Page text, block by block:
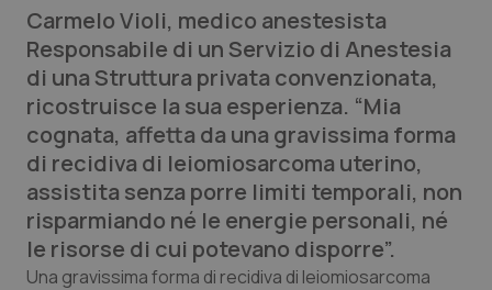
QS Pro
Professionisti Sanitari.AI
Abruzzo
Basilicata
Calabria
QS Pro Gold
Artrite & artrosi
Asma & BPCO
QS Club
Carmelo Violi, medico anestesista
Responsabile di un Servizio di Anestesia
di una Struttura privata convenzionata,
ricostruisce la sua esperienza. “Mia
cognata, affetta da una gravissima forma
di recidiva di leiomiosarcoma uterino,
assistita senza porre limiti temporali, non
risparmiando né le energie personali, né
le risorse di cui potevano disporre”.
Una gravissima forma di recidiva di leiomiosarcoma